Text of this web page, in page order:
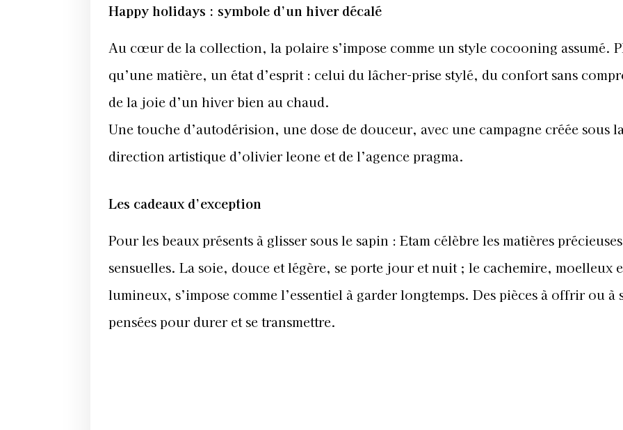
Happy holidays : symbole d’un hiver décalé
Au cœur de la collection, la polaire s’impose comme un style cocooning assumé.
qu’une matière, un état d’esprit : celui du lâcher-prise stylé, du confort sans
de la joie d’un hiver bien au chaud.
Une touche d’autodérision, une dose de douceur, avec une campagne créée sous
direction artistique d’olivier leone et de l’agence pragma.
Les cadeaux d’exception
Pour les beaux présents à glisser sous le sapin : Etam célèbre les matières
sensuelles. La soie, douce et légère, se porte jour et nuit ; le cachemire, moelleux
lumineux, s’impose comme l’essentiel à garder longtemps. Des pièces à offrir ou à
pensées pour durer et se transmettre.